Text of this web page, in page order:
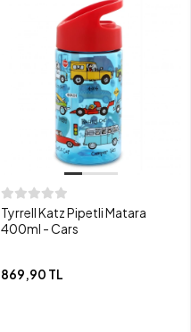
Tyrrell Katz Pipetli Matara
400ml - Cars
869,90 TL